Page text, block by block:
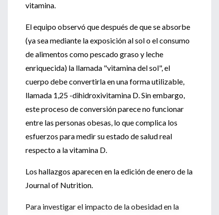
vitamina.
El equipo observó que después de que se absorbe
(ya sea mediante la exposición al sol o el consumo
de alimentos como pescado graso y leche
enriquecida) la llamada "vitamina del sol", el
cuerpo debe convertirla en una forma utilizable,
llamada 1,25 -dihidroxivitamina D. Sin embargo,
este proceso de conversión parece no funcionar
entre las personas obesas, lo que complica los
esfuerzos para medir su estado de salud real
respecto a la vitamina D.
Los hallazgos aparecen en la edición de enero de la
Journal of Nutrition.
Para investigar el impacto de la obesidad en la